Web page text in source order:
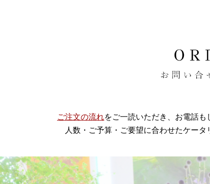
ご注文の流れをご一読いただき、お電話も
人数・ご予算・ご要望に合わせたケータ